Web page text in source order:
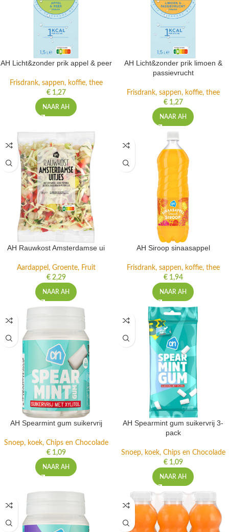
AH Licht&zonder prik appel & peer
Frisdrank, sappen, koffie, thee
€1,27
NAAR AH
AH Licht&zonder prik limoen &
passievrucht
Frisdrank, sappen, koffie, thee
€1,27
NAAR AH
AH Rauwkost Amsterdamse ui
Aardappel, Groente, Fruit
€2,29
NAAR AH
AH Siroop sinaasappel
Frisdrank, sappen, koffie, thee
€1,94
NAAR AH
AH Spearmint gum suikervrij
Snoep, koek, Chips en Chocolade
€1,09
NAAR AH
AH Spearmint gum suikervrij 3-
pack
Snoep, koek, Chips en Chocolade
€1,09
NAAR AH